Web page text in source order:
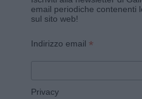
email periodiche contenenti
sul sito web!
Indirizzo email *
Privacy